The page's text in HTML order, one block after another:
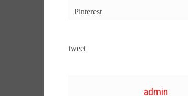
Pinterest
tweet
admin